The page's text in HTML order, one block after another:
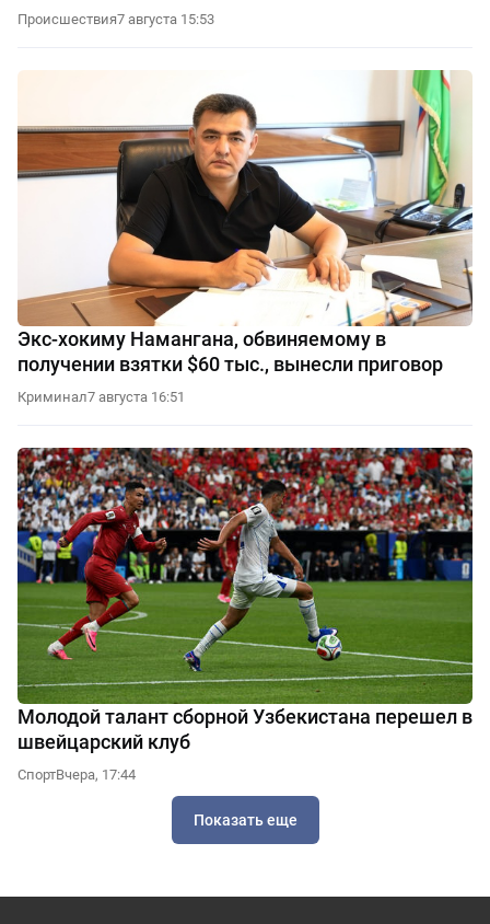
Происшествия7 августа 15:53
Экс-хокиму Намангана, обвиняемому в
получении взятки $60 тыс., вынесли приговор
Криминал7 августа 16:51
Молодой талант сборной Узбекистана перешел в
швейцарский клуб
СпортВчера, 17:44
Показать еще